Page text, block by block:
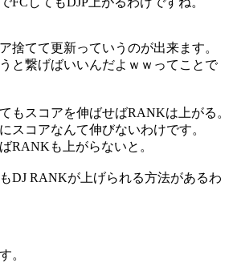
捨てて更新っていうのが出来ます。
と繋げばいいんだよｗｗってことで
もスコアを伸ばせばRANKは上がる。
スコアなんて伸びないわけです。
RANKも上がらないと。
DJ RANKが上げられる方法があるわ
。